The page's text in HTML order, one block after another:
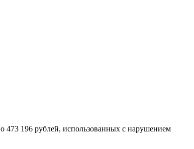
473 196 рублей, использованных с нарушением